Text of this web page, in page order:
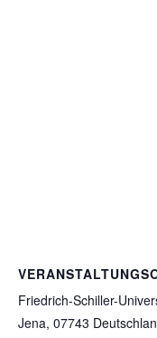
Friedrich-Schiller-
Jena, 07743